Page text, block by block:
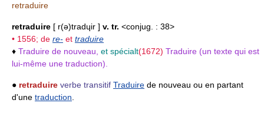
retraduire
retraduire [ r(ə)tradɥir ] v. tr. <conjug. : 38>
• 1556; de re- et traduire
♦ Traduire de nouveau, et spécialt(1672) Traduire (un texte qui est
lui-même une traduction).
● retraduire verbe transitif Traduire de nouveau ou en partant
d'une traduction